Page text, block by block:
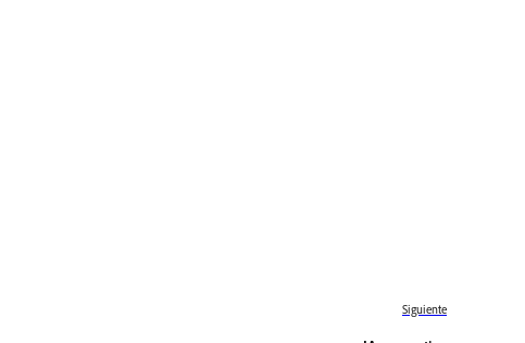
Siguiente